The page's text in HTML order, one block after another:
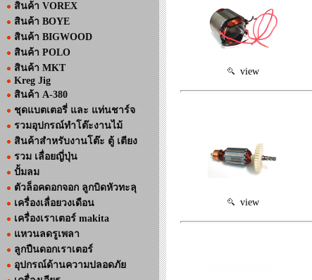
สินค้า VOREX
สินค้า BOYE
สินค้า BIGWOOD
สินค้า POLO
สินค้า MKT
Kreg Jig
สินค้า A-380
ชุดแบตเตอรี่ และ แท่นชาร์จ
รวมอุปกรณ์ทำโต๊ะงานไม้
สินค้าสำหรับงานโต๊ะ ตู้ เตียง
รวม เลื่อยญี่ปุ่น
ปั้มลม
ตัวล็อคดอกจอก ลูกบิดหัวทะลุ
เครื่องเลื่อยวงเดือน
เครื่องเราเตอร์ makita
แหวนลดรูเพลา
ลูกปืนดอกเราเตอร์
อุปกรณ์ด้านความปลอดภัย
view
view